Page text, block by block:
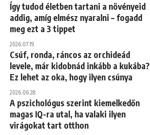
Így tudod életben tartani a növényeid
addig, amíg elmész nyaralni – fogadd
meg ezt a 3 tippet
2026.07.19.
Csúf, ronda, ráncos az orchideád
levele, már kidobnád inkább a kukába?
Ez lehet az oka, hogy ilyen csúnya
2026.06.28.
A pszichológus szerint kiemelkedőn
magas IQ-ra utal, ha valaki ilyen
virágokat tart otthon